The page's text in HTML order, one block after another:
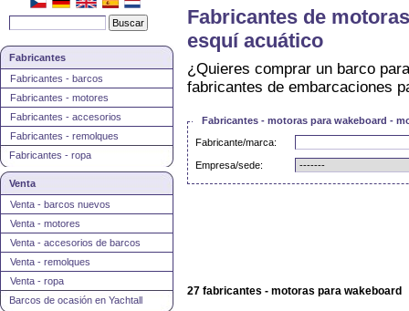
Fabricantes
Fabricantes - barcos
Fabricantes - motores
Fabricantes - accesorios
Fabricantes - remolques
Fabricantes - ropa
Venta
Venta - barcos nuevos
Venta - motores
Venta - accesorios de barcos
Venta - remolques
Venta - ropa
Barcos de ocasión en Yachtall
Fabricantes de
esquí acuático
¿Quieres comprar un barco
fabricantes de embarcaciones
Fabricantes - motoras para wakeboard -
Fabricante/marca:
Empresa/sede:
27 fabricantes - motoras para wakeboard